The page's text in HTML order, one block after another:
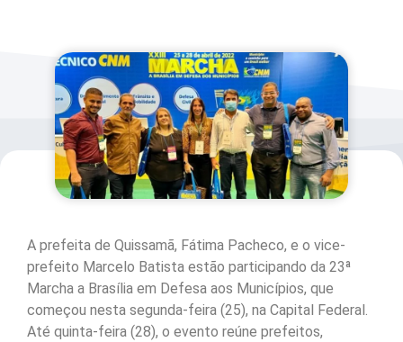
A prefeita de Quissamã, Fátima Pacheco, e o vice-
prefeito Marcelo Batista estão participando da 23ª
Marcha a Brasília em Defesa aos Municípios, que
começou nesta segunda-feira (25), na Capital Federal.
Até quinta-feira (28), o evento reúne prefeitos,